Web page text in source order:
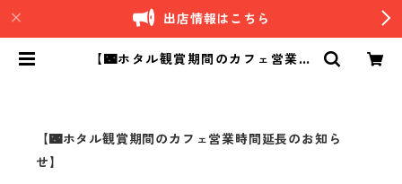
出店情報はこちら
【🌃ホタル観賞期間のカフェ営業時
【🌃ホタル観賞期間のカフェ営業時間延長のお知ら
せ】